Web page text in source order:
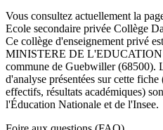
Vous consultez actuellement la
Ecole secondaire privée Collège
Ce collège d'enseignement privé
MINISTERE DE
commune de Guebwiller(68500).
d'analyse présentées sur cette
effectifs, résultats académiques)
l'Éducation Nationale et de l'Insee.